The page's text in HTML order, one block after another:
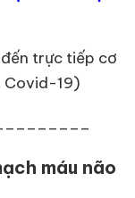
trực tiếp cơ
Covid-19)
máu não